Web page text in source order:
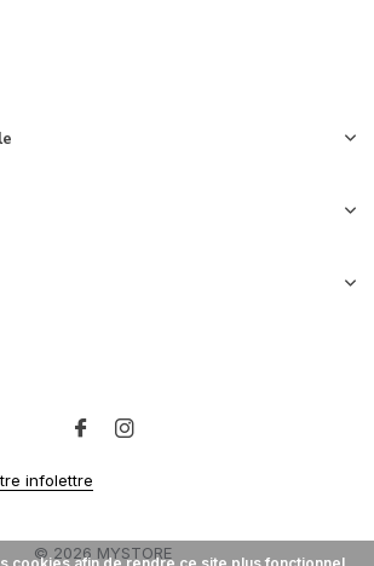
infolettre
© 2026 MYSTORE